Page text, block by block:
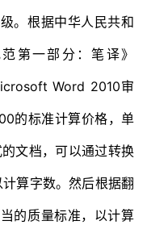
。根据中华人民共和
第一部分：笔译》
Word 2010审
的标准计算价格，单
文档，可以通过转换
算字数。然后根据翻
的质量标准，以计算